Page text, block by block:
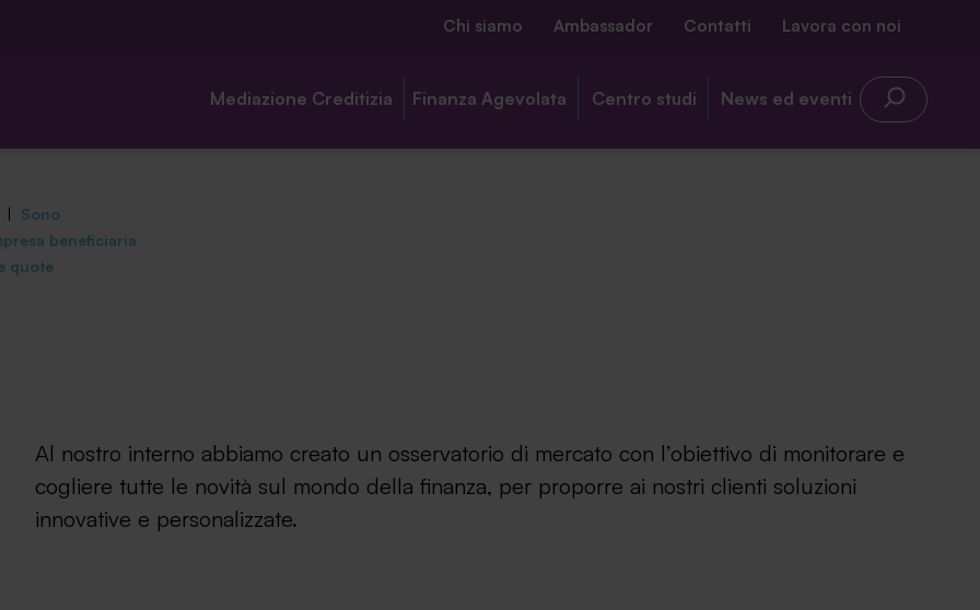
Lavora con noi
Chi siamo Ambassador Contatti Lavora con noi
Mediazione Creditizia Finanza Agevolata Centro studi News ed eventi
| Sono
beneficiaria
quote
Al nostro interno abbiamo creato un osservatorio di mercato con l’obiettivo di monitorare e
cogliere tutte le novità sul mondo della finanza, per proporre ai nostri clienti soluzioni
innovative e personalizzate.